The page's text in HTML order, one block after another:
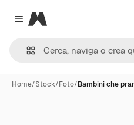
Close menu
Magnific
Home/Stock/Foto/Bambini che